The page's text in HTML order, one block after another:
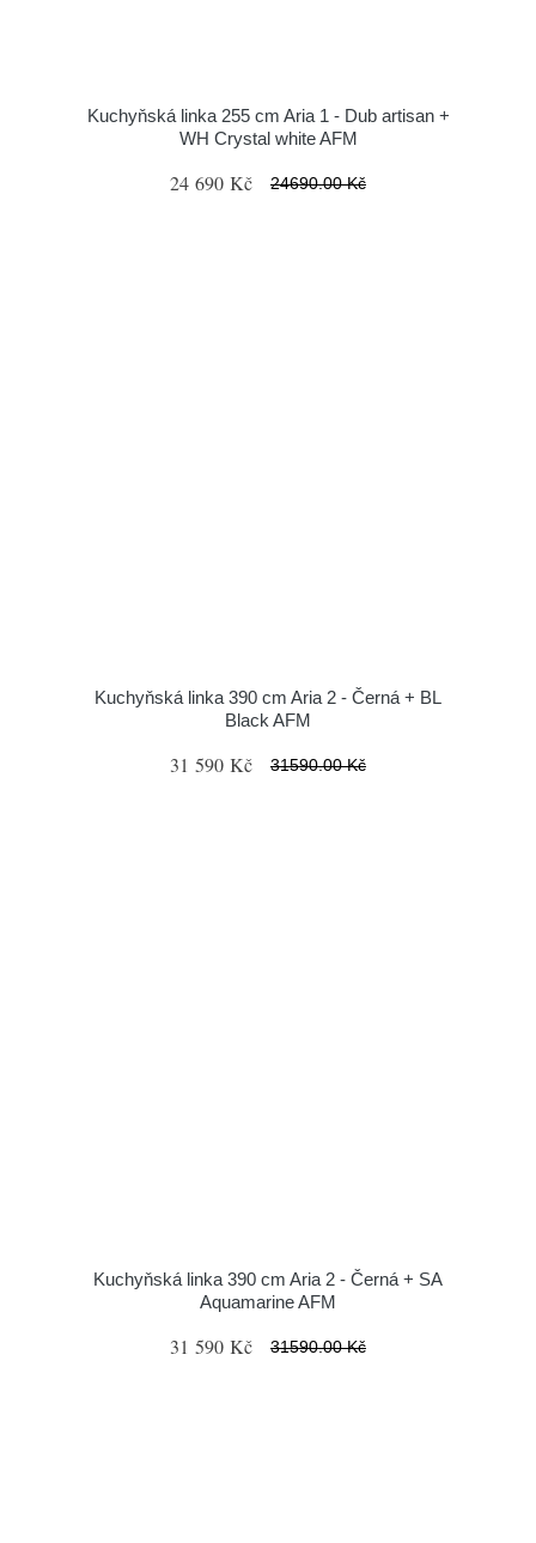
Kuchyňská linka 255 cm Aria 1 - Dub artisan +
WH Crystal white AFM
24 690 Kč 24690.00 Kč
Kuchyňská linka 390 cm Aria 2 - Černá + BL
Black AFM
31 590 Kč 31590.00 Kč
Kuchyňská linka 390 cm Aria 2 - Černá + SA
Aquamarine AFM
31 590 Kč 31590.00 Kč